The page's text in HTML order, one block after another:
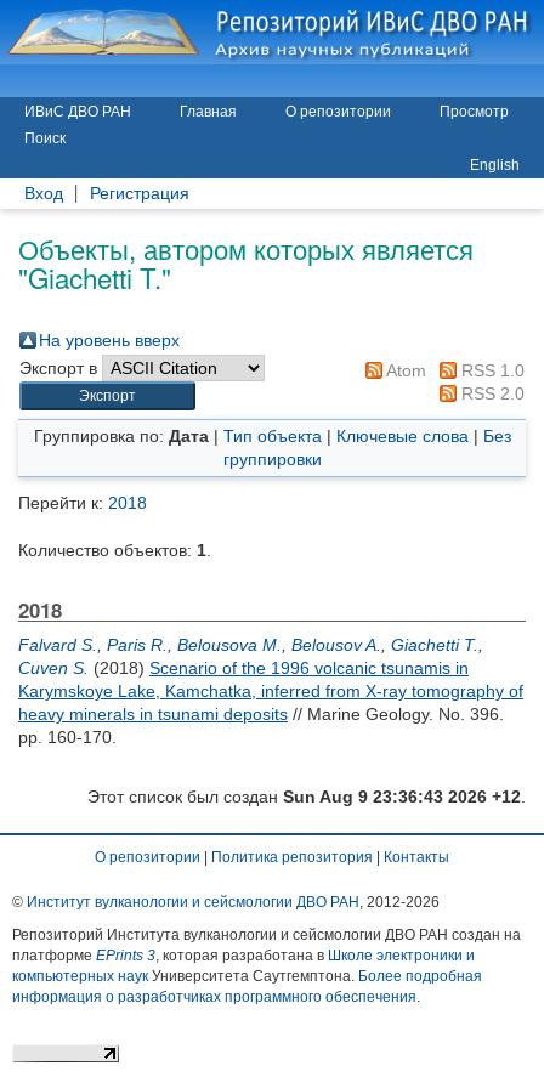
ИВиС ДВО РАН Главная О репозитории
Просмотр
Поиск
English
Вход Регистрация
Объекты, автором которых является
"Giachetti T."
На уровень вверх
Экспорт в
Atom
RSS 1.0
RSS 2.0
Группировка по: Дата| Тип объекта | Ключевые слова | Без
группировки
Перейти к: 2018
Количество объектов: 1
2018
Falvard S. Paris R. Belousova M. Belousov A. Giachetti T.
Cuven S. (2018) Scenario of the 1996 volcanic tsunamis in
Karymskoye Lake, Kamchatka, inferred from X-ray tomography of
heavy minerals in tsunami deposits // Marine Geology. No. 396.
pp. 160-170.
Этот список был создан Sun Aug 9 23:36:43 2026 +12
О репозитории Политика репозитория Контакты
© Институт вулканологии и сейсмологии ДВО РАН , 2012-2026
Репозиторий Института вулканологии и сейсмологии ДВО РАН создан на
платформе EPrints 3, которая разработана в Школе электроники и
компьютерных наук Университета Саутгемптона. Более подробная
информация о разработчиках программного обеспечения.